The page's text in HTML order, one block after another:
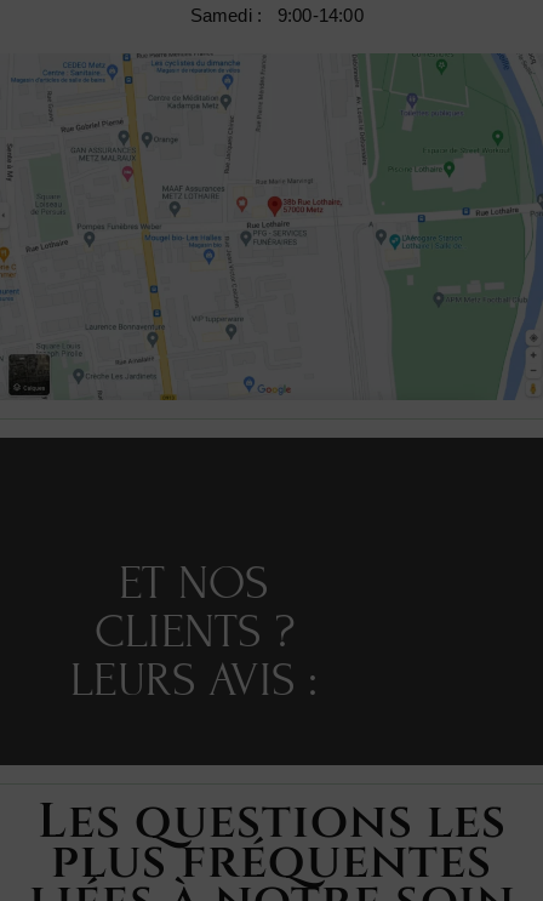
Samedi : 9:00-14:00
ET NOS
CLIENTS ?
LEURS AVIS :
Les questions les
plus fréquentes